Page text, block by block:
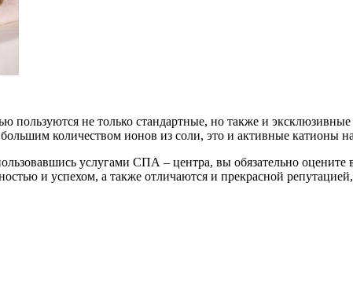
пользуются не только стандартные, но также и
количеством ионов из соли, это и активные катионы
услугами СПА – центра, вы обязательно
и успехом, а также отличаются и прекрасной